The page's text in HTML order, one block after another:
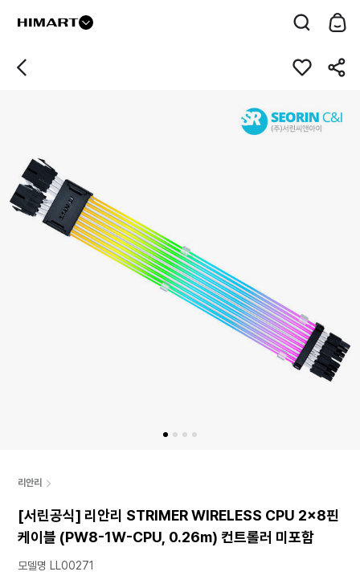
리안리
[서린공식] 리안리 STRIMER WIRELESS CPU 2x8핀
케이블 (PW8-1W-CPU, 0.26m) 컨트롤러 미포함
모델명 LL00271